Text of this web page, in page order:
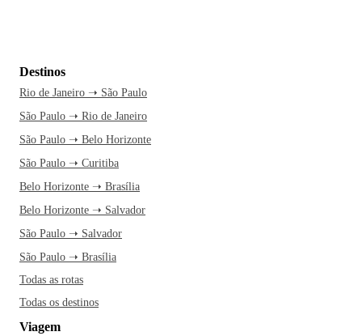
Destinos
Rio de Janeiro ➝ São Paulo
São Paulo ➝ Rio de Janeiro
São Paulo ➝ Belo Horizonte
São Paulo ➝ Curitiba
Belo Horizonte ➝ Brasília
Belo Horizonte ➝ Salvador
São Paulo ➝ Salvador
São Paulo ➝ Brasília
Todas as rotas
Todas os destinos
Viagem